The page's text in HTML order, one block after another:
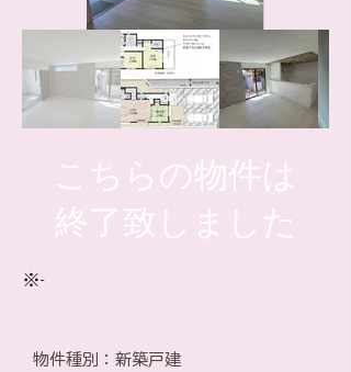
こちらの物件は
​終了致しました
※-
物件種別：新築戸建